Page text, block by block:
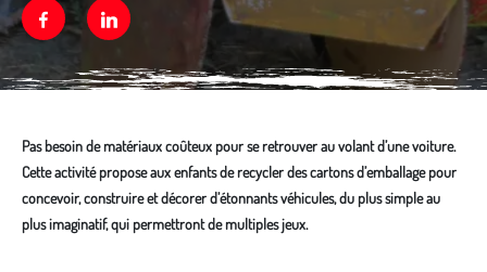
FacebookLinkedin
Pas besoin de matériaux coûteux pour se retrouver au volant d’une voiture.
Cette activité propose aux enfants de recycler des cartons d’emballage pour
concevoir, construire et décorer d’étonnants véhicules, du plus simple au
plus imaginatif, qui permettront de multiples jeux.